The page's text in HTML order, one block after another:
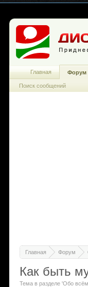
Главная Форум
Как быть
Тема в разделе 'Обо
Главная Форум
Поиск сообщений